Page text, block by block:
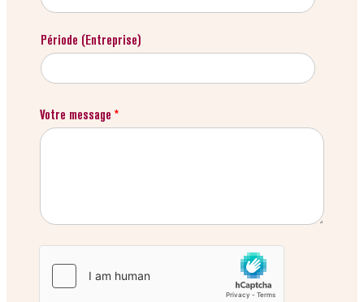
Période (Entreprise)
Votre message *